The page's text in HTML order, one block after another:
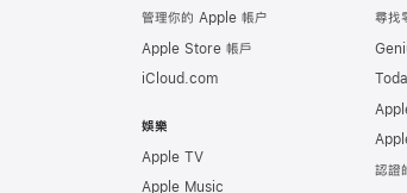
管理你的 Apple 帳户
Apple Store 帳戶
iCloud.com
娛樂
Apple TV
Apple Music
尋找
認證